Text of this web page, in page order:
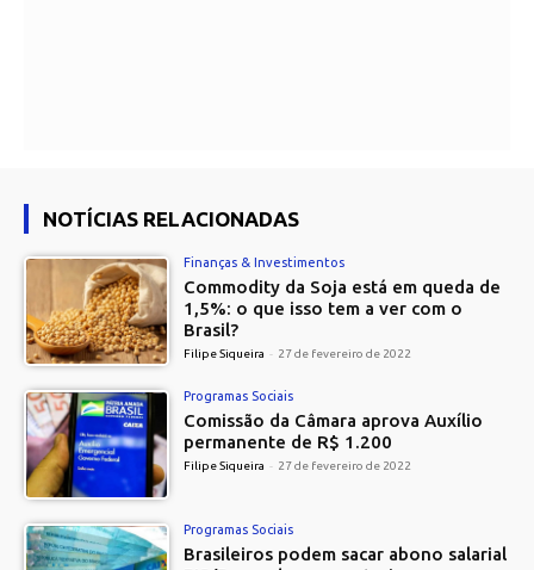
NOTÍCIAS RELACIONADAS
Finanças & Investimentos
Commodity da Soja está em queda de
1,5%: o que isso tem a ver com o
Brasil?
Filipe Siqueira - 27 de fevereiro de 2022
Programas Sociais
Comissão da Câmara aprova Auxílio
permanente de R$ 1.200
Filipe Siqueira - 27 de fevereiro de 2022
Programas Sociais
Brasileiros podem sacar abono salarial